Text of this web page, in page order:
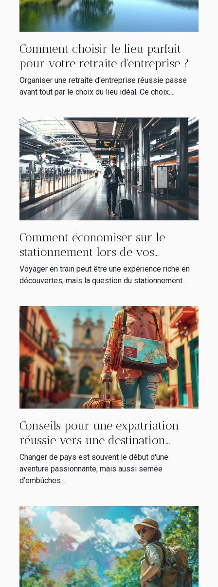
Comment choisir le lieu parfait
pour votre retraite d'entreprise ?
Organiser une retraite d'entreprise réussie passe
avant tout par le choix du lieu idéal. Ce choix...
Comment économiser sur le
stationnement lors de vos
voyages en train
Voyager en train peut être une expérience riche en
découvertes, mais la question du stationnement...
Conseils pour une expatriation
réussie vers une destination
hispanophone
Changer de pays est souvent le début d'une
aventure passionnante, mais aussi semée
d'embûches....